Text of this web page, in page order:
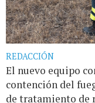
REDACCIÓN
El nuevo equipo
contención del
de tratamiento de